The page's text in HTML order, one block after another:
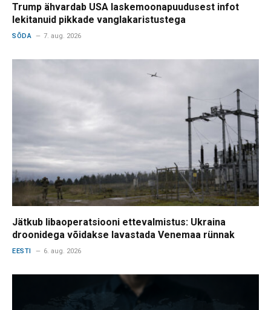
Trump ähvardab USA laskemoonapuudusest infot
lekitanuid pikkade vanglakaristustega
SÕDA 7. aug. 2026
Jätkub libaoperatsiooni ettevalmistus: Ukraina
droonidega võidakse lavastada Venemaa rünnak
EESTI 6. aug. 2026